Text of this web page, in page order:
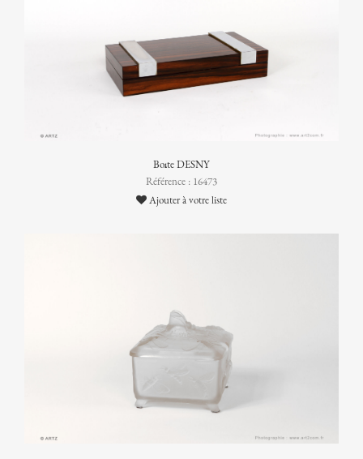
Boîte DESNY
Référence : 16473
Ajouter à votre liste